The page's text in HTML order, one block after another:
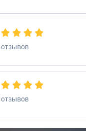
отзывов
отзывов